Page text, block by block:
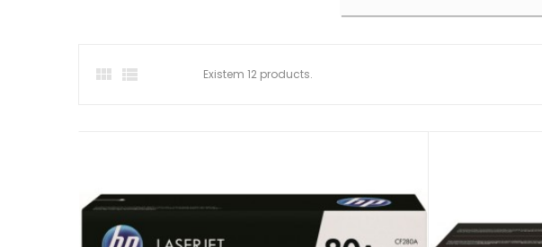
  Existem 12 products.